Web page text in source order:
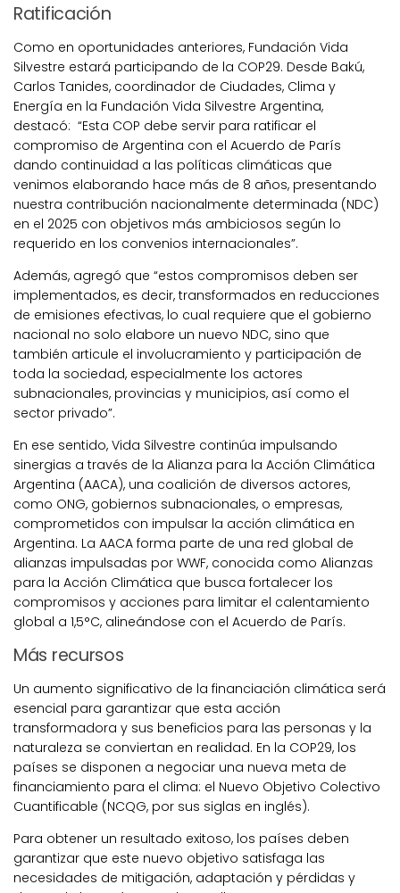
Ratificación
Como en oportunidades anteriores, Fundación Vida
Silvestre estará participando de la COP29. Desde Bakú,
Carlos Tanides, coordinador de Ciudades, Clima y
Energía en la Fundación Vida Silvestre Argentina,
destacó: “Esta COP debe servir para ratificar el
compromiso de Argentina con el Acuerdo de París
dando continuidad a las políticas climáticas que
venimos elaborando hace más de 8 años, presentando
nuestra contribución nacionalmente determinada (NDC)
en el 2025 con objetivos más ambiciosos según lo
requerido en los convenios internacionales”.
Además, agregó que “estos compromisos deben ser
implementados, es decir, transformados en reducciones
de emisiones efectivas, lo cual requiere que el gobierno
nacional no solo elabore un nuevo NDC, sino que
también articule el involucramiento y participación de
toda la sociedad, especialmente los actores
subnacionales, provincias y municipios, así como el
sector privado”.
En ese sentido, Vida Silvestre continúa impulsando
sinergias a través de la Alianza para la Acción Climática
Argentina (AACA), una coalición de diversos actores,
como ONG, gobiernos subnacionales, o empresas,
comprometidos con impulsar la acción climática en
Argentina. La AACA forma parte de una red global de
alianzas impulsadas por WWF, conocida como Alianzas
para la Acción Climática que busca fortalecer los
compromisos y acciones para limitar el calentamiento
global a 1,5°C, alineándose con el Acuerdo de París.
Más recursos
Un aumento significativo de la financiación climática será
esencial para garantizar que esta acción
transformadora y sus beneficios para las personas y la
naturaleza se conviertan en realidad. En la COP29, los
países se disponen a negociar una nueva meta de
financiamiento para el clima: el Nuevo Objetivo Colectivo
Cuantificable (NCQG, por sus siglas en inglés).
Para obtener un resultado exitoso, los países deben
garantizar que este nuevo objetivo satisfaga las
necesidades de mitigación, adaptación y pérdidas y